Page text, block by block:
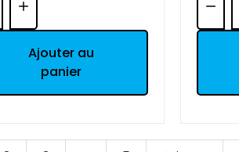
Ajouter au
panier